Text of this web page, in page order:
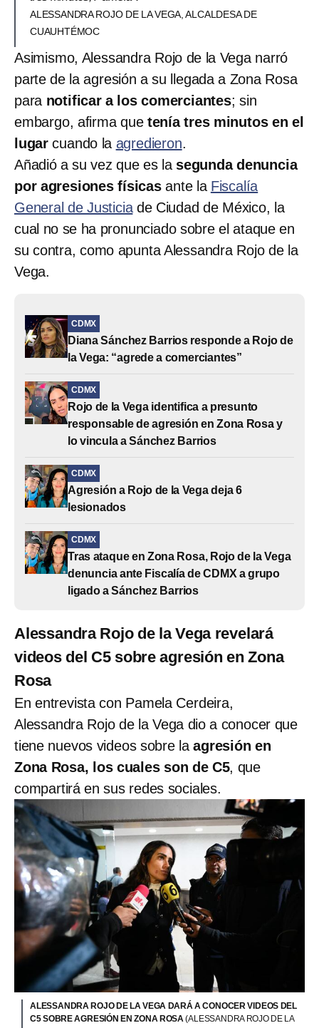
ALESSANDRA ROJO DE LA VEGA, ALCALDESA DE
CUAUHTÉMOC
Asimismo, Alessandra Rojo de la Vega narró
parte de la agresión a su llegada a Zona Rosa
para notificar a los comerciantes; sin
embargo, afirma que tenía tres minutos en el
lugar cuando la agredieron.
Añadió a su vez que es la segunda denuncia
por agresiones físicasante la Fiscalía
General de Justiciade Ciudad de México, la
cual no se ha pronunciado sobre el ataque en
su contra, como apunta Alessandra Rojo de la
Vega.
CDMX
Diana Sánchez Barrios responde a Rojo de
la Vega: “agrede a comerciantes”
CDMX
Rojo de la Vega identifica a presunto
responsable de agresión en Zona Rosa y
lo vincula a Sánchez Barrios
CDMX
Agresión a Rojo de la Vega deja 6
lesionados
CDMX
Tras ataque en Zona Rosa, Rojo de la Vega
denuncia ante Fiscalía de CDMX a grupo
ligado a Sánchez Barrios
Alessandra Rojo de la Vega revelará
videos del C5 sobre agresión en Zona
Rosa
En entrevista con Pamela Cerdeira,
Alessandra Rojo de la Vega dio a conocer que
tiene nuevos videos sobre laagresión en
Zona Rosa, los cuales son de C5, que
compartirá en sus redes sociales.
ALESSANDRA ROJO DE LA VEGA DARÁ A CONOCER VIDEOS DEL
C5 SOBRE AGRESIÓN EN ZONA ROSA(ALESSANDRA ROJO DE LA